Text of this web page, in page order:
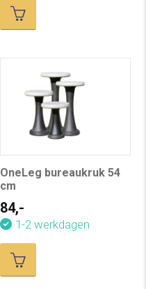
OneLeg bureaukruk 54
cm
84,-
1-2 werkdagen